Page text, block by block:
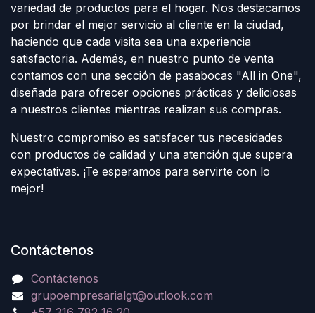
variedad de productos para el hogar. Nos destacamos
por brindar el mejor servicio al cliente en la ciudad,
haciendo que cada visita sea una experiencia
satisfactoria. Además, en nuestro punto de venta
contamos con una sección de pasabocas "All in One",
diseñada para ofrecer opciones prácticas y deliciosas
a nuestros clientes mientras realizan sus compras.
Nuestro compromiso es satisfacer tus necesidades
con productos de calidad y una atención que supera
expectativas. ¡Te esperamos para servirte con lo
mejor!
Contáctenos
Contáctenos
grupoempresarialgt@outlook.com